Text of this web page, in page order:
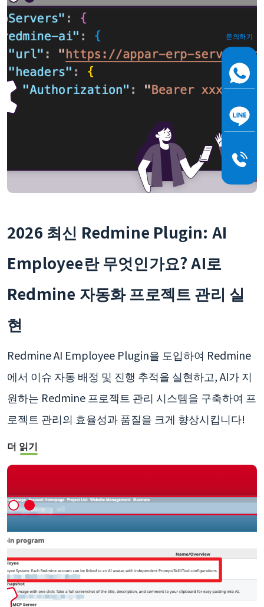
2026 최신 Redmine Plugin: AI
Employee란 무엇인가요? AI로
Redmine 자동화 프로젝트 관리 실
현
Redmine AI Employee Plugin을 도입하여 Redmine
에서 이슈 자동 배정 및 진행 추적을 실현하고, AI가 지
원하는 Redmine 프로젝트 관리 시스템을 구축하여 프
로젝트 관리의 효율성과 품질을 크게 향상시킵니다!
더 읽기
문의하기